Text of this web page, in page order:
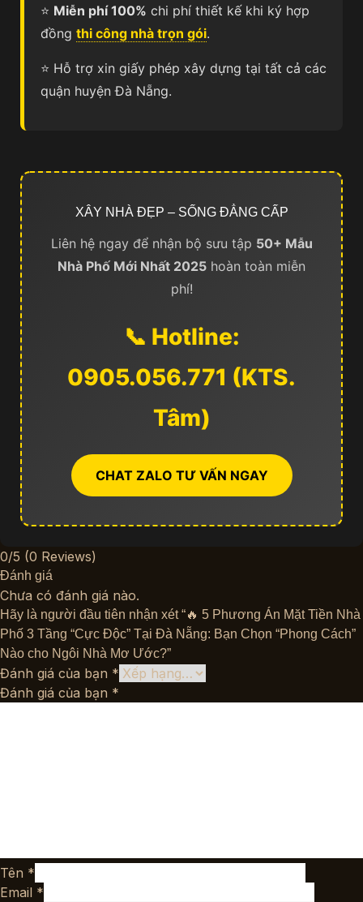
⭐ Miễn phí 100% chi phí thiết kế khi ký hợp
đồng thi công nhà trọn gói.
⭐ Hỗ trợ xin giấy phép xây dựng tại tất cả các
quận huyện Đà Nẵng.
XÂY NHÀ ĐẸP – SỐNG ĐẲNG CẤP
Liên hệ ngay để nhận bộ sưu tập 50+ Mẫu
Nhà Phố Mới Nhất 2025 hoàn toàn miễn
phí!
📞 Hotline:
0905.056.771 (KTS.
Tâm)
CHAT ZALO TƯ VẤN NGAY
0/5 (0 Reviews)
Đánh giá
Chưa có đánh giá nào.
Hãy là người đầu tiên nhận xét “🔥 5 Phương Án Mặt Tiền Nhà
Phố 3 Tầng “Cực Độc” Tại Đà Nẵng: Bạn Chọn “Phong Cách”
Nào cho Ngôi Nhà Mơ Ước?”
Đánh giá của bạn *
Đánh giá của bạn *
Tên *
Email *